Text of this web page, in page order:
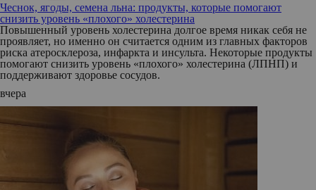
Чеснок, ягоды, семена льна: продукты, которые помогают
снизить уровень «плохого» холестерина
Повышенный уровень холестерина долгое время никак себя не
проявляет, но именно он считается одним из главных факторов
риска атеросклероза, инфаркта и инсульта. Некоторые продукты
помогают снизить уровень «плохого» холестерина (ЛПНП) и
поддерживают здоровье сосудов.
вчера